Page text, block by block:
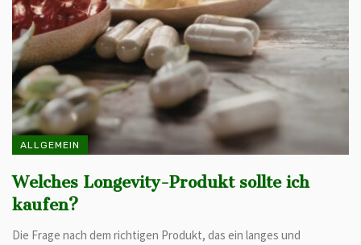
ALLGEMEIN
Welches Longevity-Produkt sollte ich
kaufen?
Die Frage nach dem richtigen Produkt, das ein langes und